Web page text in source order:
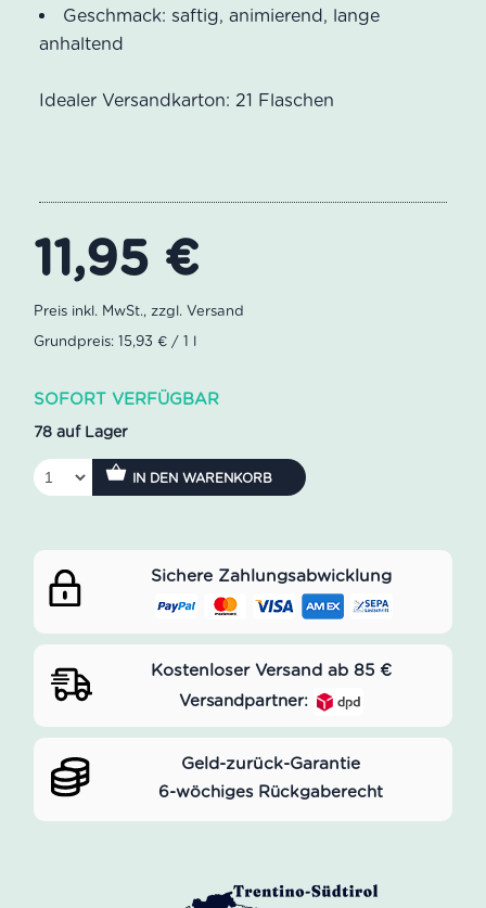
Geschmack: saftig, animierend, lange
anhaltend
Idealer Versandkarton: 21 Flaschen
11,95 €
Grundpreis: 15,93 € / 1 l
SOFORT VERFÜGBAR
78 auf Lager
IN DEN WARENKORB
Sichere Zahlungsabwicklung
Kostenloser Versand ab 85 €
Versandpartner:
Geld-zurück-Garantie
6-wöchiges Rückgaberecht